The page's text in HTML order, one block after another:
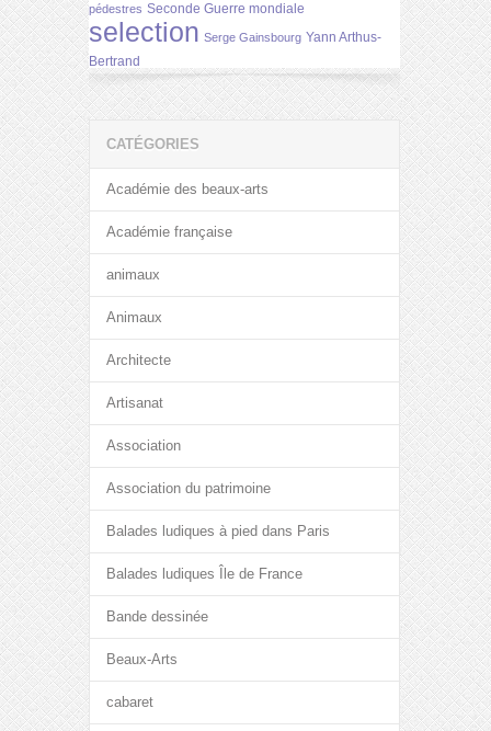
pédestres Seconde Guerre mondiale
selection Serge Gainsbourg Yann Arthus-
Bertrand
CATÉGORIES
Académie des beaux-arts
Académie française
animaux
Animaux
Architecte
Artisanat
Association
Association du patrimoine
Balades ludiques à pied dans Paris
Balades ludiques Île de France
Bande dessinée
Beaux-Arts
cabaret